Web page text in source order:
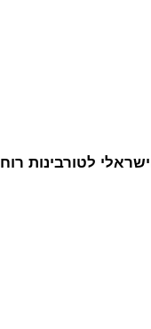
לטורבינות רוח